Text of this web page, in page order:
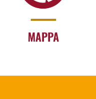
MAPPA